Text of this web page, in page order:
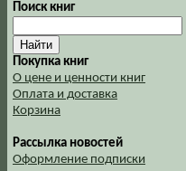
Поиск книг
Покупка книг
О цене и ценности книг
Оплата и доставка
Корзина
Рассылка новостей
Оформление подписки